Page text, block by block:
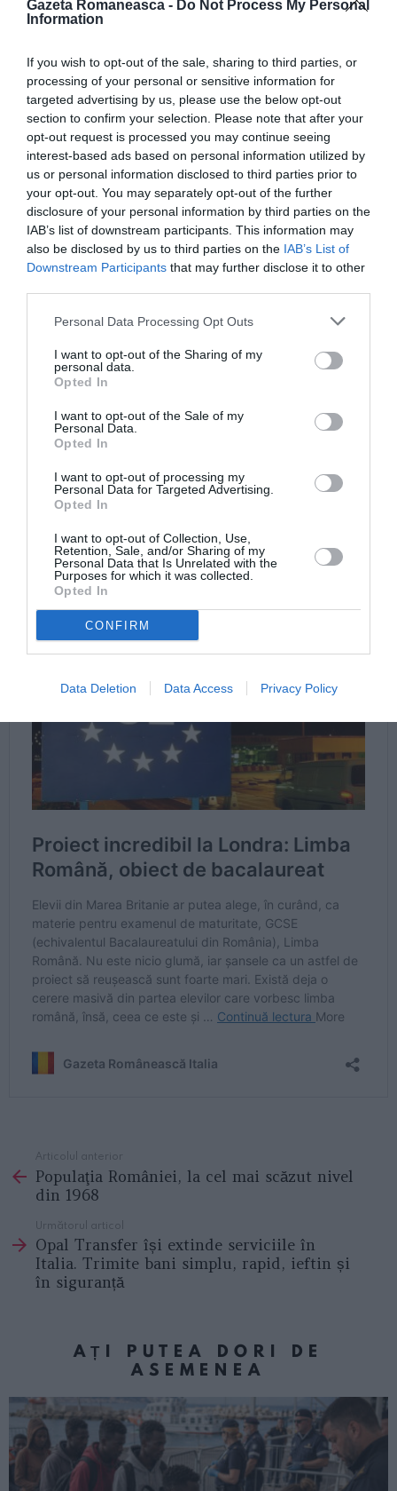
Gazeta Romaneasca - Do Not Process My Personal
Information
If you wish to opt-out of the sale, sharing to third parties, or
processing of your personal or sensitive information for
targeted advertising by us, please use the below opt-out
section to confirm your selection. Please note that after your
opt-out request is processed you may continue seeing
interest-based ads based on personal information utilized by
us or personal information disclosed to third parties prior to
your opt-out. You may separately opt-out of the further
disclosure of your personal information by third parties on the
IAB’s list of downstream participants. This information may
also be disclosed by us to third parties on the IAB’s List of
Downstream Participants that may further disclose it to other
Personal Data Processing Opt Outs
I want to opt-out of the Sharing of my
personal data.
Opted In
I want to opt-out of the Sale of my
Personal Data.
Opted In
I want to opt-out of processing my
Personal Data for Targeted Advertising.
Opted In
I want to opt-out of Collection, Use,
Retention, Sale, and/or Sharing of my
Personal Data that Is Unrelated with the
Purposes for which it was collected.
Opted In
CONFIRM
Data Deletion Data Access Privacy Policy
more
Articolul anterior
Populaţia României, la cel mai scăzut nivel
din 1968
Următorul articol
Opal Transfer își extinde serviciile în
Italia. Trimite bani simplu, rapid, ieftin și
în siguranță
AȚI PUTEA DORI DE
ASEMENEA